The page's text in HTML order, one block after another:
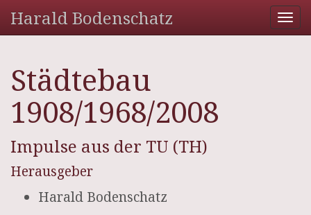
Harald Bodenschatz
Städtebau
1908/1968/2008
Impulse aus der TU (TH)
Herausgeber
Harald Bodenschatz